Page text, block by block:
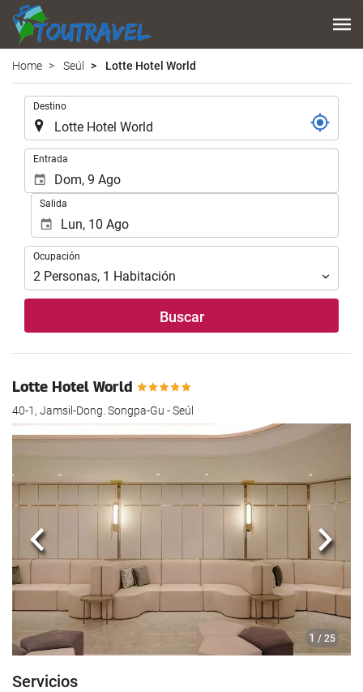
Home Seúl Lotte Hotel World
Destino
Entrada
Salida
Ocupación
Ocupación
2 Personas, 1 Habitación
Buscar
Lotte Hotel World
40-1, Jamsil-Dong. Songpa-Gu - Seúl
1 / 25
Anterior
Servicios